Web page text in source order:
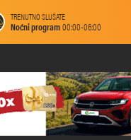
TRENUTNO SLUŠATE
Noćni program00:00-06:00